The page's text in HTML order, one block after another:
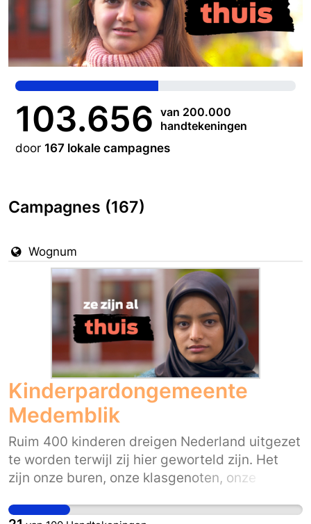
103.656 van 200.000
handtekeningen
door 167 lokale campagnes
Campagnes (167)
Wognum
Kinderpardongemeente
Medemblik
Ruim 400 kinderen dreigen Nederland uitgezet
te worden terwijl zij hier geworteld zijn. Het
zijn onze buren, onze klasgenoten, onze
Ze horen bij ons. Hoe Nederlands zij zich in hun